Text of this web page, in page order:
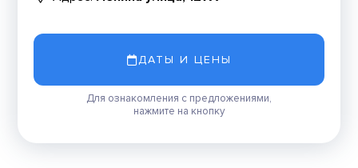
ДАТЫ И ЦЕНЫ
Для ознакомления с предложениями,
нажмите на кнопку